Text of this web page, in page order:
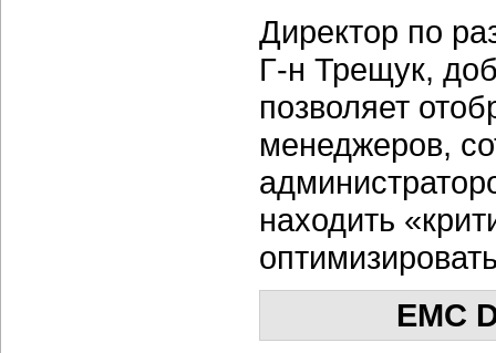
Директор по
Г-н Трещук,
позволяет
менеджеров,
находить
EMC